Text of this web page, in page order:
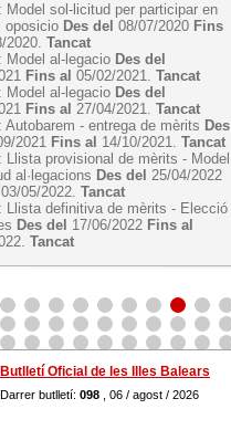
: Model sol-licitud per participar en
oposicio Des del 08/07/2020 Fins
2020. Tancat
: Model al-legacio Des del
Fins al 05/02/2021. Tancat
: Model al-legacio Des del
Fins al 27/04/2021. Tancat
: Autobarem - entrega de mèrits Des
2021 Fins al 14/10/2021. Tancat
: Llista provisional de mèrits - Model
al·legacions Des del 25/04/2022
03/05/2022. Tancat
: Llista definitiva de mèrits - Elecció
Des del 17/06/2022 Fins al
Tancat
Butlletí Oficial de les Illes Balears
Darrer butlletí: 098 , 06 / agost / 2026